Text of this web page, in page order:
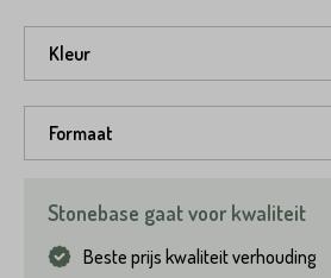
Kleur
Formaat
Stonebase gaat voor kwaliteit
Beste prijs kwaliteit verhouding